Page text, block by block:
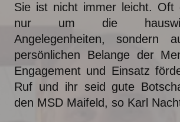
Sie ist nicht immer leicht. Oft
nur um die
Angelegenheiten, sondern
persönlichen Belange der
Engagement und Einsatz
Ruf und ihr seid gute
den MSD Maifeld, so Karl